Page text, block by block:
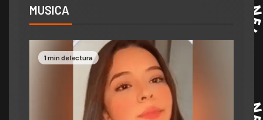
MUSICA
1 min de lectura